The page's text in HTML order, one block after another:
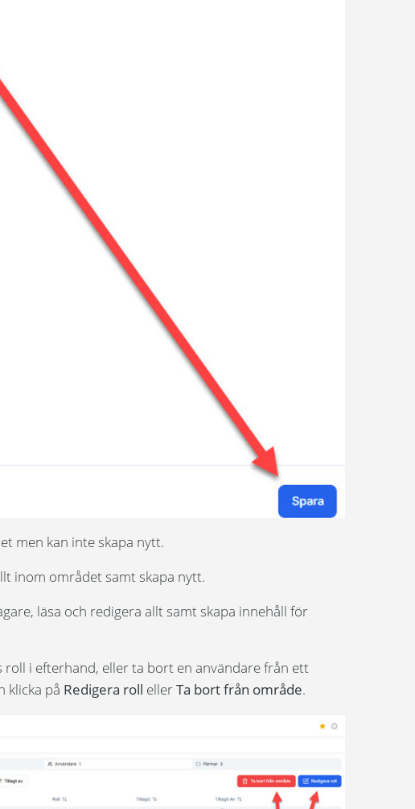
men kan inte skapa nytt.
inom området samt skapa nytt.
läsa och redigera allt samt skapa innehåll för
roll i efterhand, eller ta bort en användare från ett
klicka på Redigera roll ellerTa bort från område.